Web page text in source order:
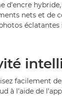
d'encre
nets et de
éclatantes
facilement
à l'aide de